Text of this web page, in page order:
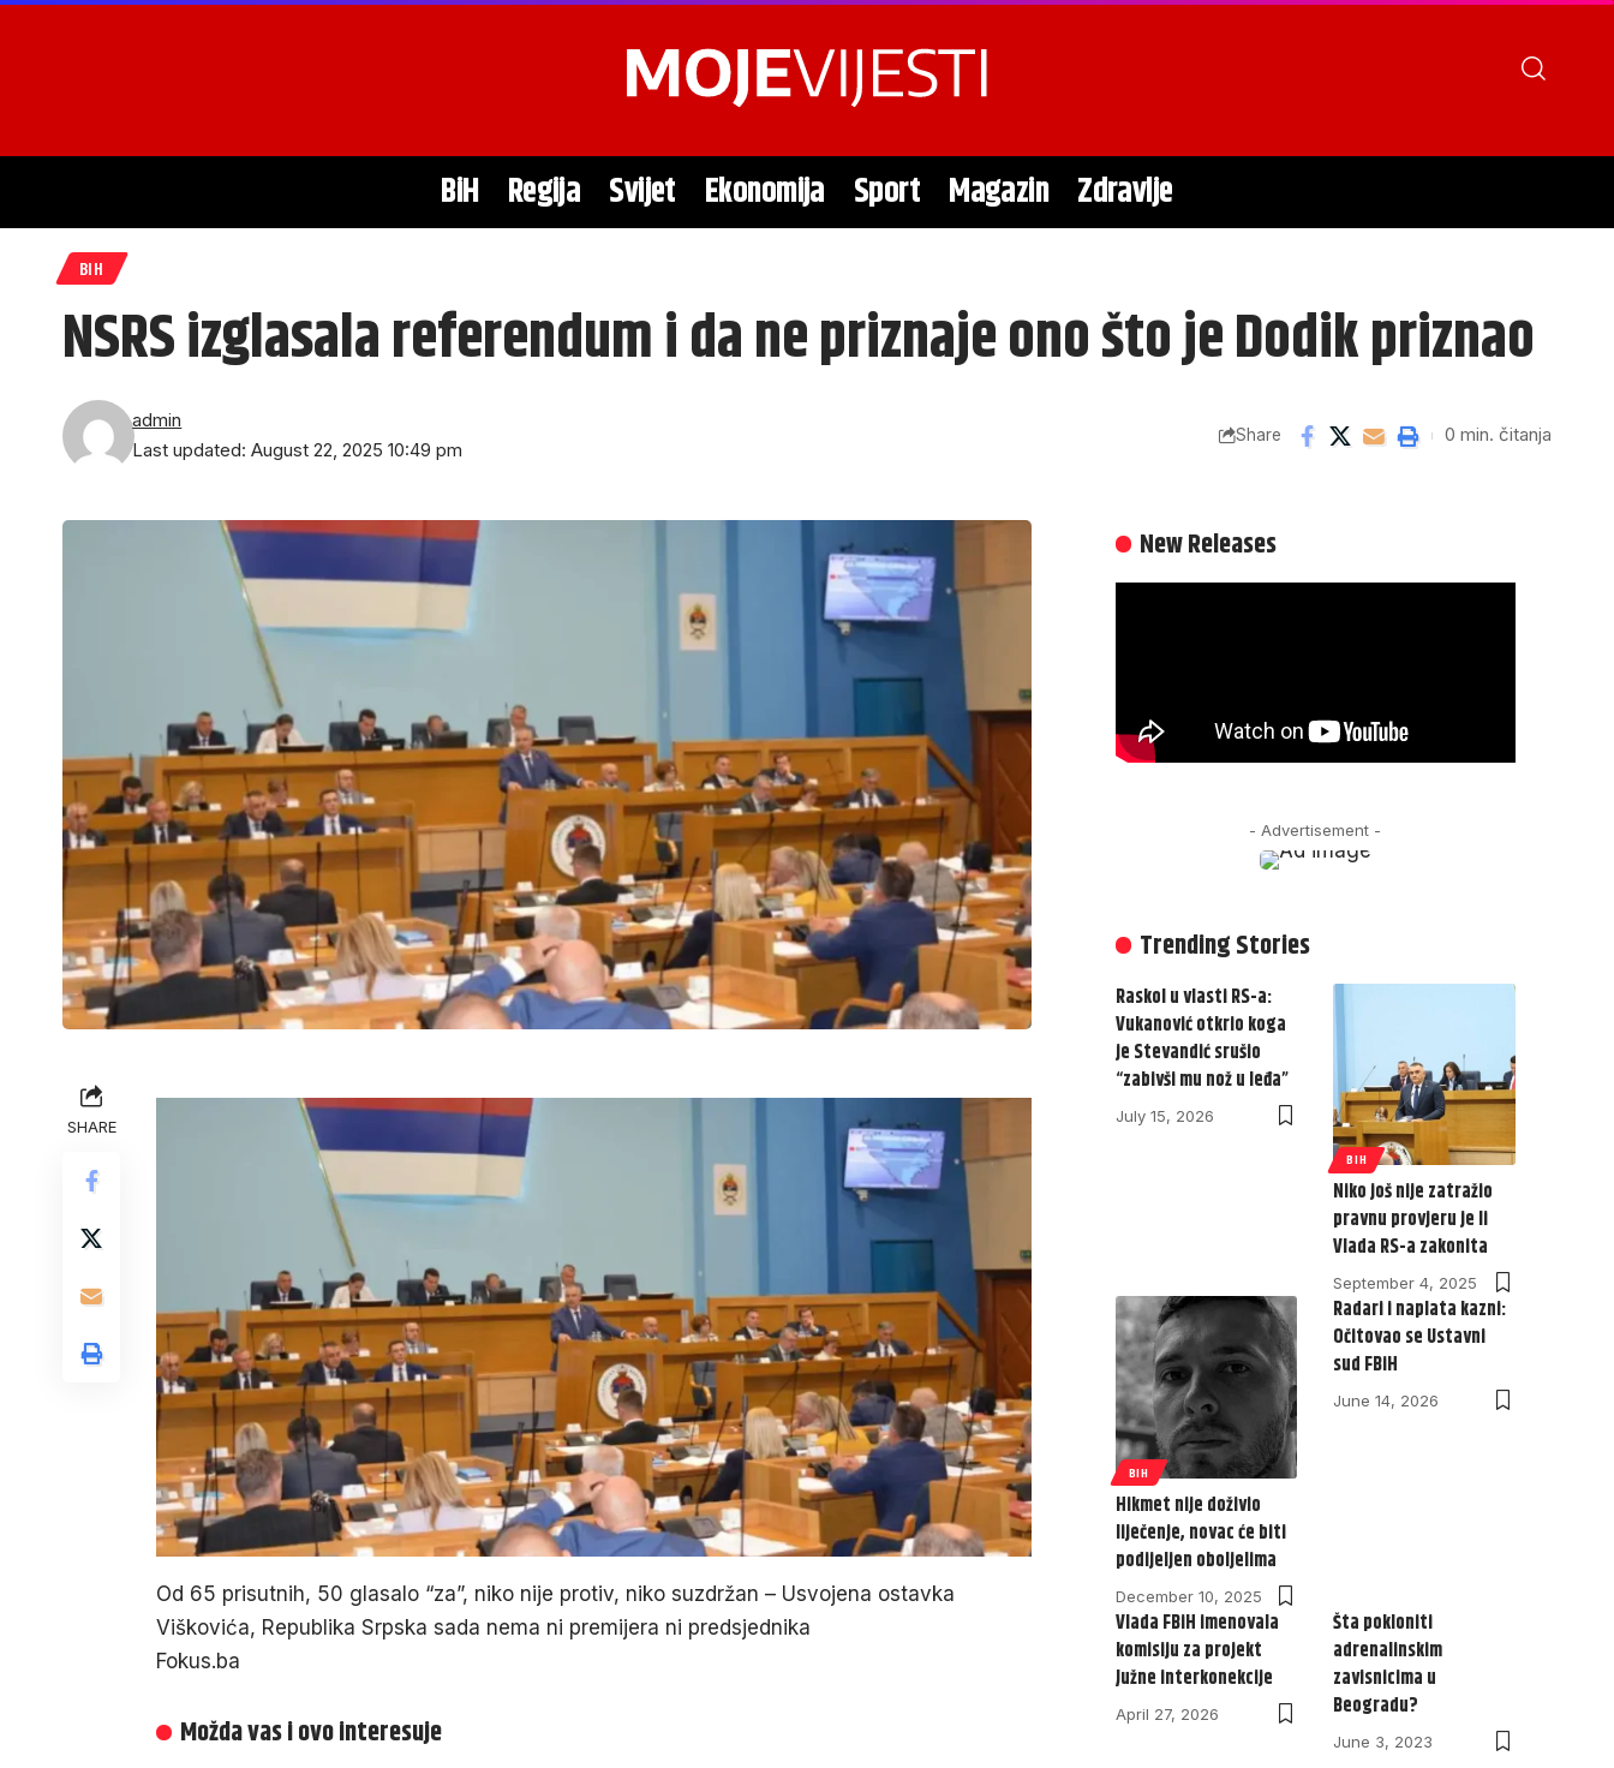
BiH Regija Svijet Ekonomija Sport Magazin Zdravlje
BIH
NSRS izglasala referendum i da ne priznaje ono što je Dodik priznao
Last updated: August 22, 2025 10:49 pm
admin
Share 0 min. čitanja
SHARE
Od 65 prisutnih, 50 glasalo “za”, niko nije protiv, niko suzdržan – Usvojena ostavka
Viškovića, Republika Srpska sada nema ni premijera ni predsjednika
Fokus.ba
Možda vas i ovo interesuje
New Releases
- Advertisement -
Trending Stories
Raskol u vlasti RS-a:
Vukanović otkrio koga
je Stevandić srušio
“zabivši mu nož u leđa”
July 15, 2026
BIH
Niko još nije zatražio
pravnu provjeru je li
Vlada RS-a zakonita
September 4, 2025
BIH
Hikmet nije doživio
liječenje, novac će biti
podijeljen oboljelima
December 10, 2025
Radari i naplata kazni:
Očitovao se Ustavni
sud FBiH
June 14, 2026
Vlada FBiH imenovala
komisiju za projekt
Južne interkonekcije
April 27, 2026
Šta pokloniti
adrenalinskim
zavisnicima u
Beogradu?
June 3, 2023